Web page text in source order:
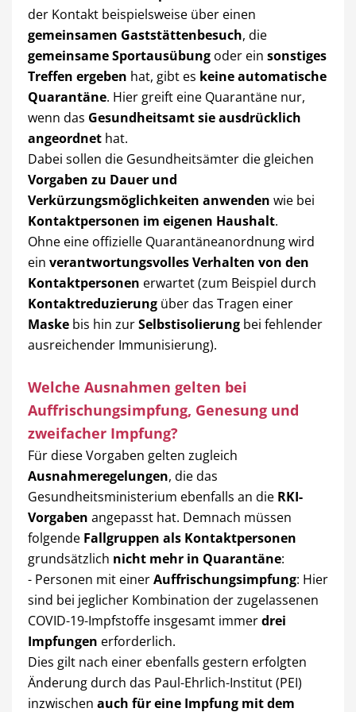
der Kontakt beispielsweise über einen
gemeinsamen Gaststättenbesuch, die
gemeinsame Sportausübung oder ein sonstiges
Treffen ergeben hat, gibt es keine automatische
Quarantäne. Hier greift eine Quarantäne nur,
wenn das Gesundheitsamt sie ausdrücklich
angeordnet hat.
Dabei sollen die Gesundheitsämter die gleichen
Vorgaben zu Dauer und
Verkürzungsmöglichkeiten anwenden wie bei
Kontaktpersonen im eigenen Haushalt.
Ohne eine offizielle Quarantäneanordnung wird
ein verantwortungsvolles Verhalten von den
Kontaktpersonen erwartet (zum Beispiel durch
Kontaktreduzierung über das Tragen einer
Maske bis hin zurSelbstisolierung bei fehlender
ausreichender Immunisierung).
Welche Ausnahmen gelten bei
Auffrischungsimpfung, Genesung und
zweifacher Impfung?
Für diese Vorgaben gelten zugleich
Ausnahmeregelungen, die das
Gesundheitsministerium ebenfalls an die RKI-
Vorgaben angepasst hat. Demnach müssen
folgende Fallgruppen als Kontaktpersonen
grundsätzlich nicht mehr in Quarantäne:
- Personen mit einerAuffrischungsimpfung: Hier
sind bei jeglicher Kombination der zugelassenen
COVID-19-Impfstoffe insgesamt immerdrei
Impfungen erforderlich.
Dies gilt nach einer ebenfalls gestern erfolgten
Änderung durch das Paul-Ehrlich-Institut (PEI)
inzwischen auch für eine Impfung mit dem